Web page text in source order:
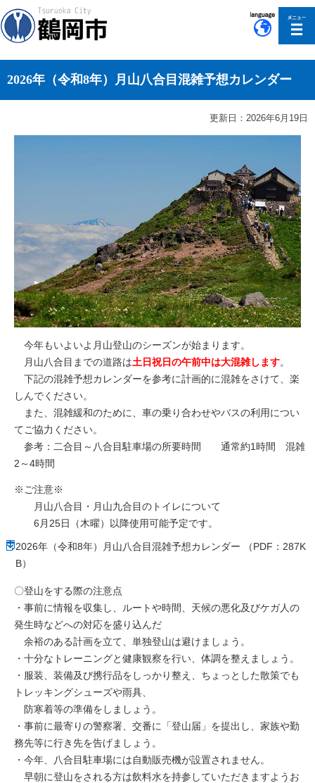
2026年（令和8年）月山八合目混雑予想カレンダー
更新日：2026年6月19日
今年もいよいよ月山登山のシーズンが始まります。
月山八合目までの道路は土日祝日の午前中は大混雑します。
下記の混雑予想カレンダーを参考に計画的に混雑をさけて、楽
しんでください。
また、混雑緩和のために、車の乗り合わせやバスの利用につい
てご協力ください。
参考：二合目～八合目駐車場の所要時間 通常約1時間 混雑
2～4時間
※ご注意※
月山八合目・月山九合目のトイレについて
6月25日（木曜）以降使用可能予定です。
2026年（令和8年）月山八合目混雑予想カレンダー （PDF：287K
B）
〇登山をする際の注意点
・事前に情報を収集し、ルートや時間、天候の悪化及びケガ人の
発生時などへの対応を盛り込んだ
余裕のある計画を立て、単独登山は避けましょう。
・十分なトレーニングと健康観察を行い、体調を整えましょう。
・服装、装備及び携行品をしっかり整え、ちょっとした散策でも
トレッキングシューズや雨具、
防寒着等の準備をしましょう。
・事前に最寄りの警察署、交番に「登山届」を提出し、家族や勤
務先等に行き先を告げましょう。
・今年、八合目駐車場には自動販売機が設置されません。
早朝に登山をされる方は飲料水を持参していただきますようお